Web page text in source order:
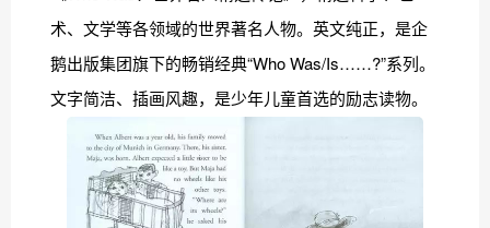
术、文学等各领域的世界著名人物。英文纯正，是企
鹅出版集团旗下的畅销经典“Who Was/Is……?”系列。
文字简洁、插画风趣，是少年儿童首选的励志读物。